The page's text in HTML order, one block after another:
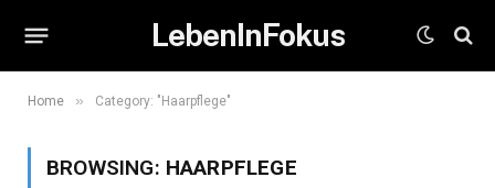
LebenInFokus
Home » Category: "Haarpflege"
BROWSING: HAARPFLEGE